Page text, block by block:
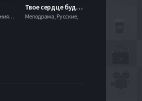
Боевик , Приключения, Фэнтези,
Твое сердце будет разбито (2026)
Мелодрама, Русские,